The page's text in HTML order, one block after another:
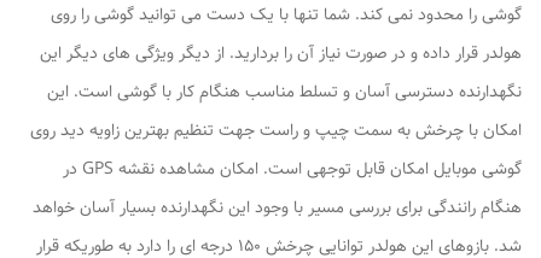
گوشی را محدود نمی کند. شما تنها با یک دست می توانید گوشی را روی
هولدر قرار داده و در صورت نیاز آن را بردارید. از دیگر ویژگی های دیگر این
نگهدارنده دسترسی آسان و تسلط مناسب هنگام کار با گوشی است. این
امکان با چرخش به سمت چیپ و راست جهت تنظیم بهترین زاویه دید روی
گوشی موبایل امکان قابل توجهی است. امکان مشاهده نقشه GPS در
هنگام رانندگی برای بررسی مسیر با وجود این نگهدارنده بسیار آسان خواهد
شد. بازوهای این هولدر توانایی چرخش 150 درجه ای را دارد به طوریکه قرار